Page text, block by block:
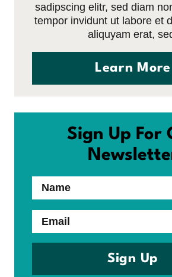
sadipscing elitr, sed diam
tempor invidunt ut labore et
aliquyam erat,
Learn More
Sign Up For
Name
Email
Sign Up